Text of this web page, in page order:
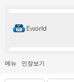
Eworld
메뉴 인장보기